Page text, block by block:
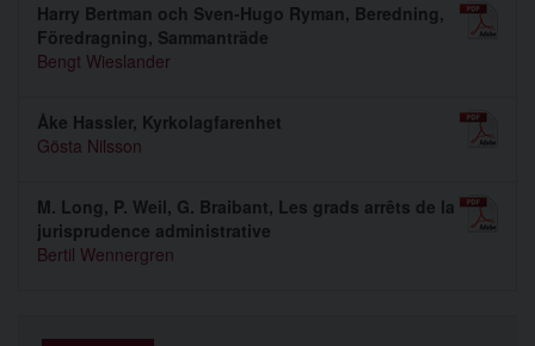
Harry Bertman och Sven-Hugo Ryman, Beredning,
Föredragning, Sammanträde
Bengt Wieslander
Åke Hassler, Kyrkolagfarenhet
Gösta Nilsson
M. Long, P. Weil, G. Braibant, Les grads arrêts de la
jurisprudence administrative
Bertil Wennergren